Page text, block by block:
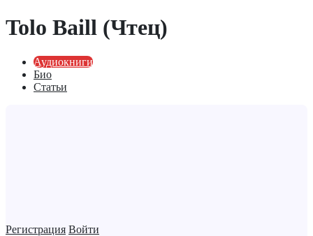
Регистрация Войти
Tolo Baill (Чтец)
Аудиокниги
Био
Статьи